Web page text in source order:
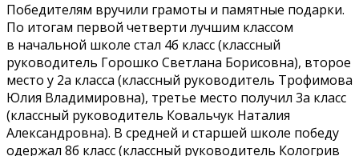
Победителям вручили грамоты и памятные подарки.
По итогам первой четверти лучшим классом
в начальной школе стал 4б класс (классный
руководитель Горошко Светлана Борисовна), второе
место у 2а класса (классный руководитель Трофимова
Юлия Владимировна), третье место получил 3а класс
(классный руководитель Ковальчук Наталия
Александровна). В средней и старшей школе победу
одержал 8б класс (классный руководитель Кологрив